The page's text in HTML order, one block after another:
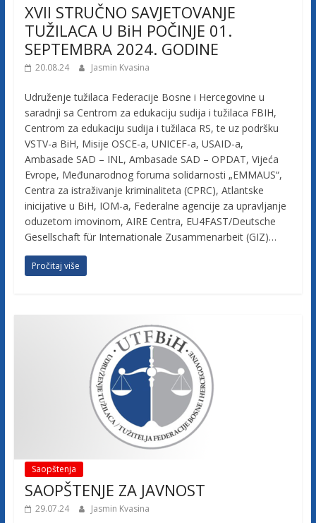
XVII STRUČNO SAVJETOVANJE
TUŽILACA U BiH POČINJE 01.
SEPTEMBRA 2024. GODINE
20.08.24 Jasmin Kvasina
Udruženje tužilaca Federacije Bosne i Hercegovine u
saradnji sa Centrom za edukaciju sudija i tužilaca FBIH,
Centrom za edukaciju sudija i tužilaca RS, te uz podršku
VSTV-a BiH, Misije OSCE-a, UNICEF-a, USAID-a,
Ambasade SAD – INL, Ambasade SAD – OPDAT, Vijeća
Evrope, Međunarodnog foruma solidarnosti „EMMAUS“,
Centra za istraživanje kriminaliteta (CPRC), Atlantske
inicijative u BiH, IOM-a, Federalne agencije za upravljanje
oduzetom imovinom, AIRE Centra, EU4FAST/Deutsche
Gesellschaft für Internationale Zusammenarbeit (GIZ)…
Pročitaj više
Saopštenja
SAOPŠTENJE ZA JAVNOST
29.07.24 Jasmin Kvasina